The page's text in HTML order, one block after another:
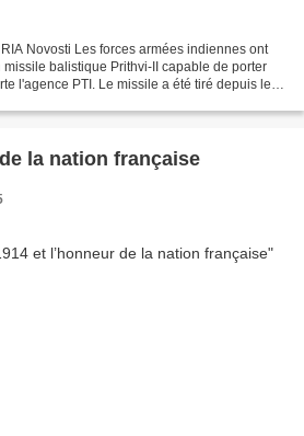
Novosti Les forces armées indiennes ont
balistique Prithvi-II capable de porter
l'agence PTI. Le missile a été tiré depuis le
la nation française